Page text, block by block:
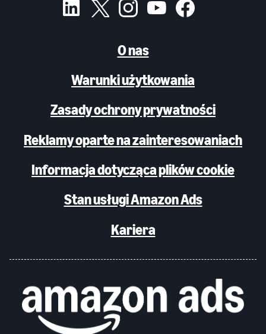
O nas
Warunki użytkowania
Zasady ochrony prywatności
Reklamy oparte na zainteresowaniach
Informacja dotycząca plików cookie
Stan usługi Amazon Ads
Kariera